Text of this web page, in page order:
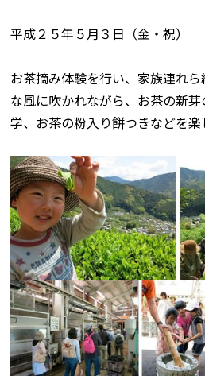
平成２５年５月３日（金・祝）
お茶摘み体験を行い、家族連れ
な風に吹かれながら、お茶の新
学、お茶の粉入り餅つきなどを楽